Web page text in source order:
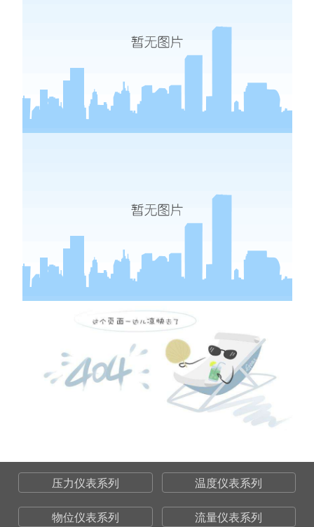
压力仪表系列 温度仪表系列
物位仪表系列 流量仪表系列